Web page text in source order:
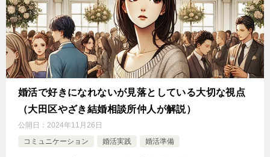
婚活で好きになれないが見落としている大切な視点
（大田区やざき結婚相談所仲人が解説）
公開日： 2024年11月26日
コミュニケーション
婚活実践 婚活準備